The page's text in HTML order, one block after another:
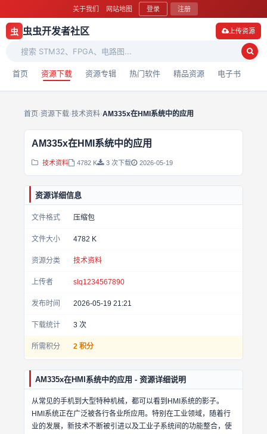
关于我们 网站地图 登录 注册
虫 虫虫开发者社区
首页 资源下载 资源专辑 热门软件 精品资源 电子书
上传资源
首页›资源下载›技术资料›AM335x在HMI系统中的应用
AM335x在HMI系统中的应用
技术资料 4782 K 3 次下载 2026-05-19
资源详细信息
文件格式 压缩包
文件大小 4782 K
资源分类 技术资料
上传者 slq1234567890
发布时间 2026-05-19 21:21
下载统计 3 次
所需积分 2 积分
AM335x在HMI系统中的应用 - 资源详细说明
从常见的手机到大型特种机械，都可以看到HMI系统的影子。
HMI系统正在广泛被各行各业所应用。特别在工业领域，随着行
业的发展，新技术不断被引进以及工业子系统间的功能整合，使